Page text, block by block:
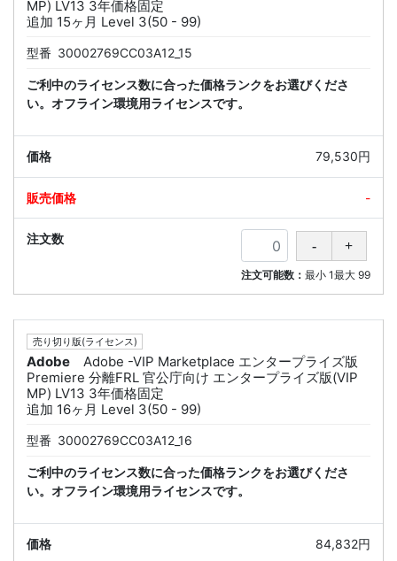
MP) LV13 3年価格固定
追加 15ヶ月 Level 3(50 - 99)
型番 30002769CC03A12_15
ご利中のライセンス数に合った価格ランクをお選びくださ
い。オフライン環境用ライセンスです。
79,530円
-
注文可能数： 最小 1最大 99
売り切り版(ライセンス)
Adobe
Adobe -VIP Marketplace エンタープライズ版
Premiere 分離FRL 官公庁向け エンタープライズ版(VIP
MP) LV13 3年価格固定
追加 16ヶ月 Level 3(50 - 99)
型番 30002769CC03A12_16
ご利中のライセンス数に合った価格ランクをお選びくださ
い。オフライン環境用ライセンスです。
84,832円